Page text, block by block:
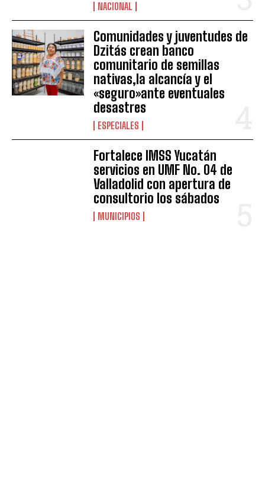
NACIONAL
Comunidades y juventudes de
Dzitás crean banco
comunitario de semillas
nativas,la alcancía y el
«seguro»ante eventuales
desastres
ESPECIALES
Fortalece IMSS Yucatán
servicios en UMF No. 04 de
Valladolid con apertura de
consultorio los sábados
MUNICIPIOS